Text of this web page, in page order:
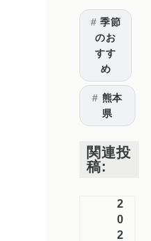
季節
のお
すす
め
熊本
県
関連投
稿:
2
0
2